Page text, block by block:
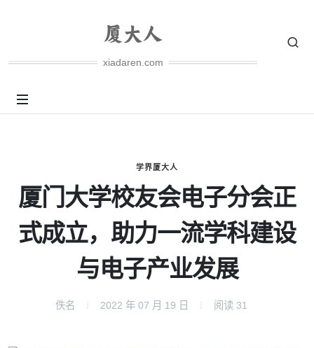
xiadaren.com
学界厦大人
厦门大学校友会电子分会正
式成立，助力一流学科建设
与电子产业发展
佚名 2022 年 07 月 19 日 阅读 31